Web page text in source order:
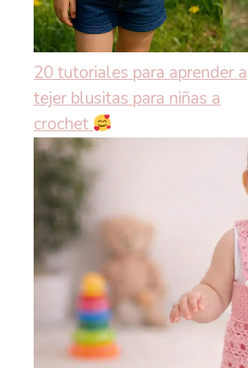
20 tutoriales para aprender a
tejer blusitas para niñas a
crochet